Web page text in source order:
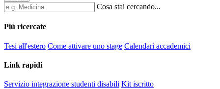
Cosa stai cercando...
Più ricercate
Tesi all'estero Come attivare uno stage Calendari accademici
Link rapidi
Servizio integrazione studenti disabili Kit iscritto